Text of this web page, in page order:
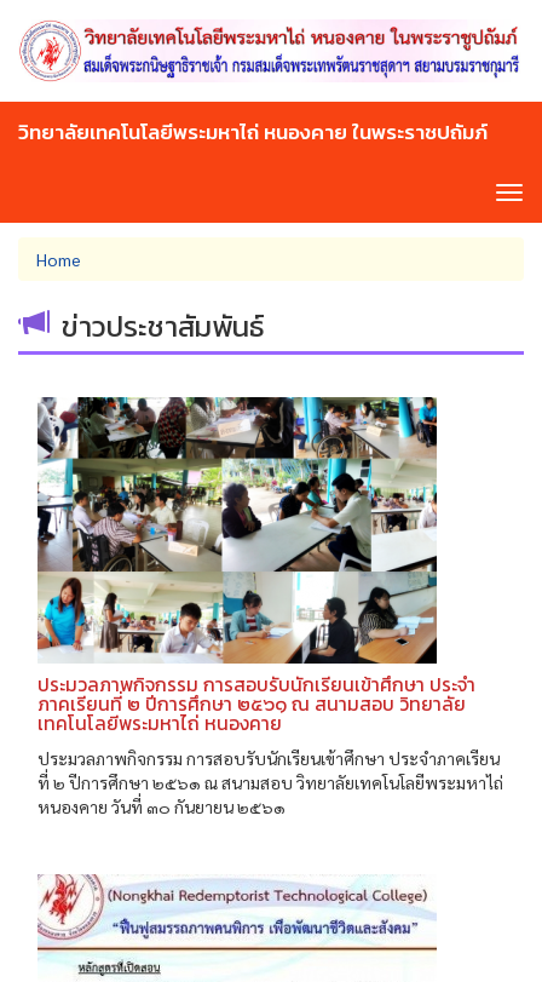
main
content
วิทยาลัยเทคโนโลยีพระมหาไถ่ หนองคาย ในพระราชปถัมภ์
You
are
here
Home
ข่าวประชาสัมพันธ์
ประมวลภาพกิจกรรม การสอบรับนักเรียนเข้าศึกษา ประจำ
ภาคเรียนที่ ๒ ปีการศึกษา ๒๕๖๑ ณ สนามสอบ วิทยาลัย
เทคโนโลยีพระมหาไถ่ หนองคาย
ประมวลภาพกิจกรรม การสอบรับนักเรียนเข้าศึกษา ประจำภาคเรียน
ที่ ๒ ปีการศึกษา ๒๕๖๑ ณ สนามสอบ วิทยาลัยเทคโนโลยีพระมหาไถ่
หนองคาย วันที่ ๓๐ กันยายน ๒๕๖๑